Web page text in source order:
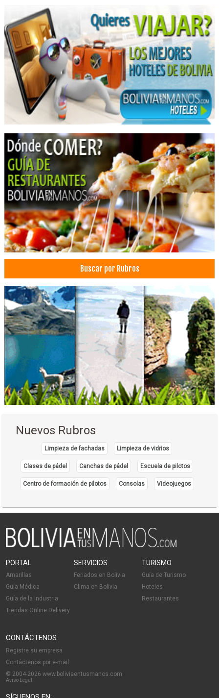
Té Buffete
Hotelería
Eventos Corporativos
Eventos Sociales
Organización de Congresos, Seminarios
Restaurantes
Servicios Empresariales
Buscar por Rubros
Nuevos Rubros
Limpieza de fachadas Limpieza de vidrios
Clases de pádel Canchas de pádel Escuela de pilotos
Centro de formación de pilotos Consolas Videojuegos
PORTAL
Amarillas
Guía Médica
Guía de la Industria
Tiendas Online Delivery
SERVICIOS
Feriados en Bolivia
Clima en Bolivia
TURISMO
Guía de Turismo
Hoteles
Restaurantes
CONTÁCTENOS
Registre su empresa
Contáctenos por e-mail
© 2004-2026 www.boliviaentusmanos.com
Aviso Legal